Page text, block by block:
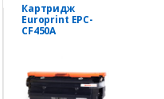
Картридж
Europrint EPC-
CF450A